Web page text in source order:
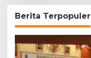
Berita Terpopuler